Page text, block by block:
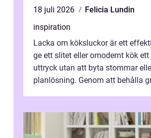
18 juli 2026
Felicia Lundin
inspiration
Lacka om köksluckor är ett
ge ett slitet eller omodernt kök
uttryck utan att byta stommar
planlösning. Genom att behålla